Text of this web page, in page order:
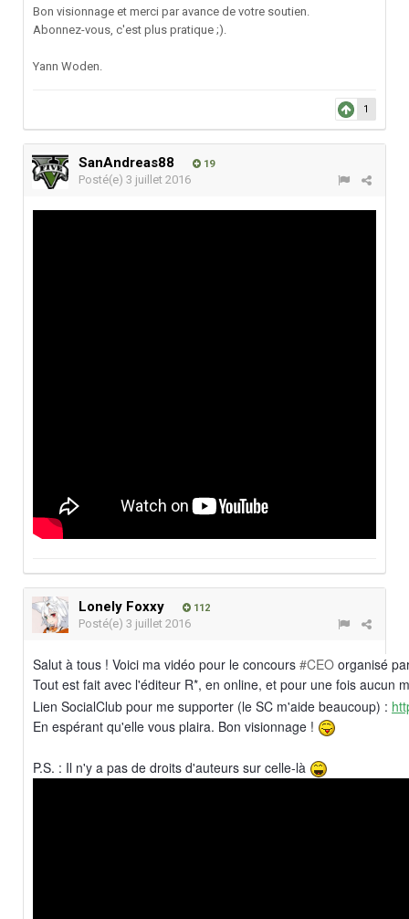
Bon visionnage et merci par avance de votre soutien.
Abonnez-vous, c'est plus pratique ;).
Yann Woden.
1
SanAndreas88 19
Posté(e) 3 juillet 2016
Lonely Foxxy 112
Posté(e) 3 juillet 2016
Salut à tous ! Voici ma vidéo pour le concours #CEO organisé
Tout est fait avec l'éditeur R*, en online, et pour une fois
Lien SocialClub pour me supporter (le SC m'aide beaucoup) :
En espérant qu'elle vous plaira. Bon visionnage !
P.S. : Il n'y a pas de droits d'auteurs sur celle-là